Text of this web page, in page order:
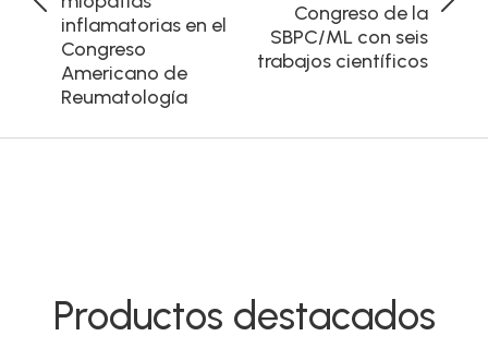
inflamatorias en el
Congreso
Americano de
Reumatología
Congreso de la
SBPC/ML con seis
trabajos científicos
Productos destacados